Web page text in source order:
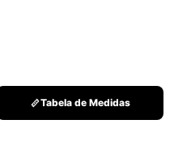
Tabela de Medidas